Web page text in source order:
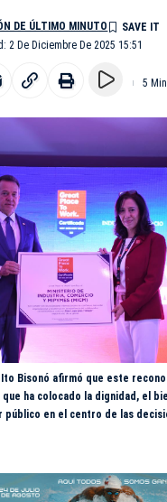
2 De Diciembre De 2025 15:51
DE ÚLTIMO MINUTO
5
Ito Bisonó afirmó que este
ha colocado la dignidad, el
en el centro de las